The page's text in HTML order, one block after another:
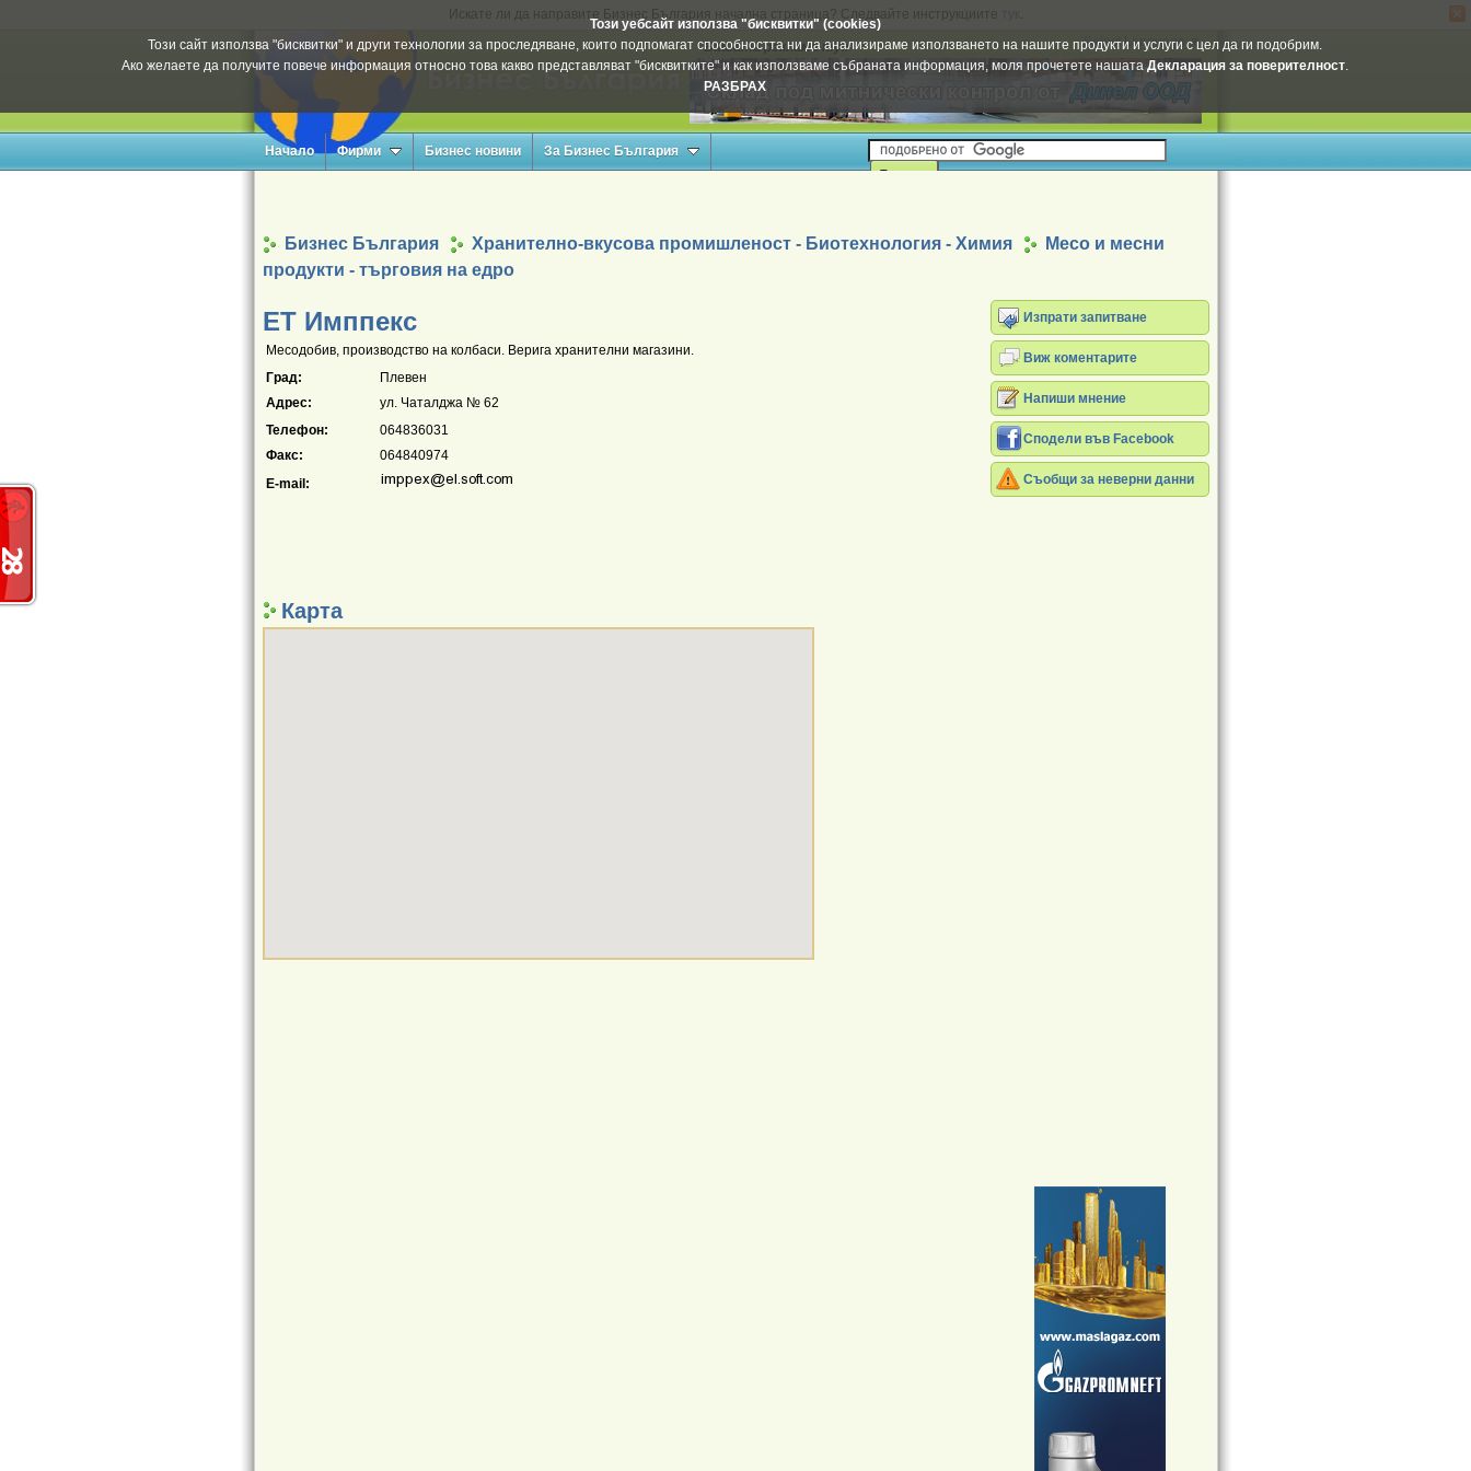
Искате ли да направите Бизнес България начална страница? Следвайте инструкциите
Този уебсайт използва "бисквитки" (cookies)
Този сайт използва "бисквитки" и други технологии за проследяване, които подпомагат способността ни да анализираме използването на нашите продукти и услуги с цел да ги подобрим.
Ако желаете да получите повече информация относно това какво представляват "бисквитките" и как използваме събраната информация, моля прочетете нашатаДекларация за поверителност.
РАЗБРАХ
Select Language ▼
Вашата реклама тук
Начало Фирми Бизнес новини За Бизнес България
Бизнес България Хранително-вкусова промишленост - Биотехнология - Химия
Месо и месни
продукти - търговия на едро
EТ Имппекс
Месодобив, производство на колбаси. Верига хранителни магазини.
Град:
Плевен
Адрес:
ул. Чаталджа № 62
Телефон:
064836031
Факс:
064840974
E-mail:
Карта
Изпрати запитване
Виж коментарите
Напиши мнение
Сподели във Facebook
Съобщи за неверни данни